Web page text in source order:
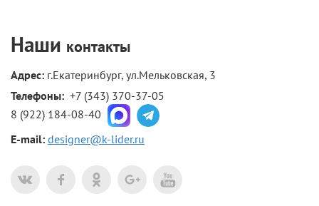
Наши контакты
Адрес: г.Екатеринбург, ул.Мельковская, 3
Телефоны: +7 (343) 370-37-05
8 (922) 184-08-40
E-mail: designer@k-lider.ru